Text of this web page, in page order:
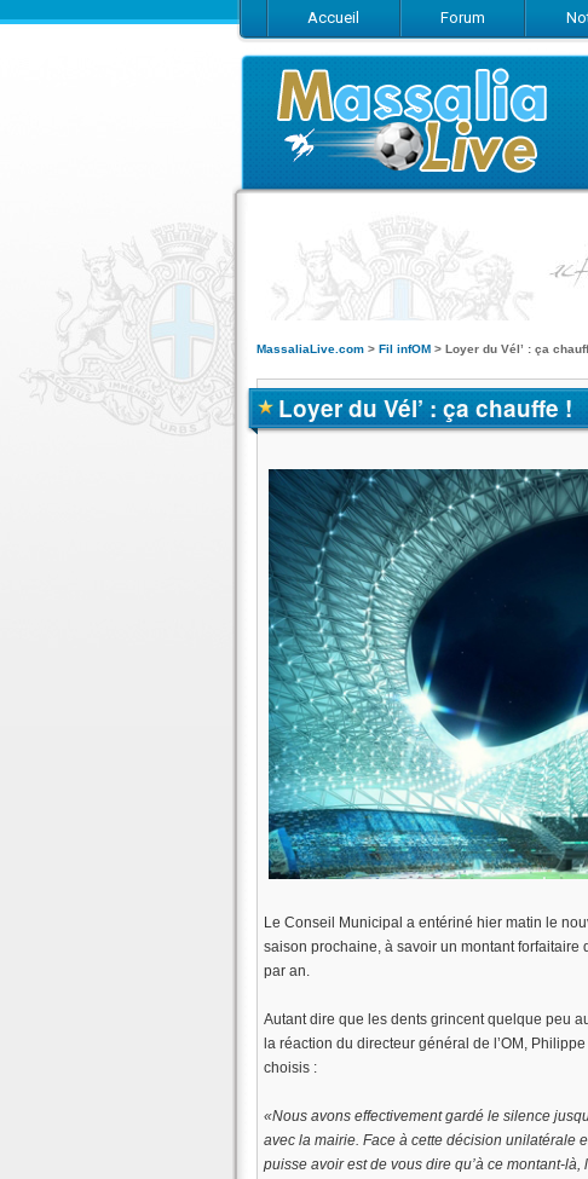
Accueil Forum
MassaliaLive.com > Fil infOM > Loyer du Vél’ : ça
Loyer du Vél’ : ça chauffe !
Le Conseil Municipal a entériné hier matin le
saison prochaine, à savoir un montant
par an.
Autant dire que les dents grincent quelque peu
la réaction du directeur général de l’OM,
choisis :
«Nous avons effectivement gardé le silence
avec la mairie. Face à cette décision unilatérale
puisse avoir est de vous dire qu’à ce montant-là,